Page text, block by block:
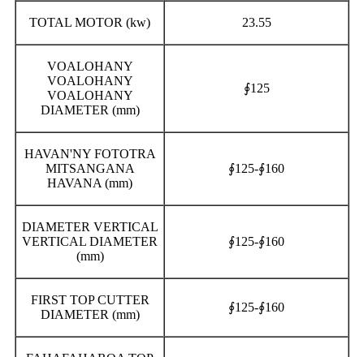
TOTAL MOTOR (kw) 23.55
VOALOHANY
VOALOHANY
VOALOHANY
DIAMETER (mm)
∮125
HAVAN'NY FOTOTRA
MITSANGANA
HAVANA (mm)
∮125-∮160
DIAMETER VERTICAL
VERTICAL DIAMETER
(mm)
∮125-∮160
FIRST TOP CUTTER
DIAMETER (mm)
∮125-∮160